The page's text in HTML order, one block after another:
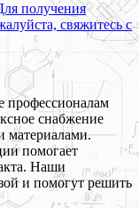
получения
свяжитесь с
профессионалам
снабжение
материалами.
помогает
Наши
и помогут решить